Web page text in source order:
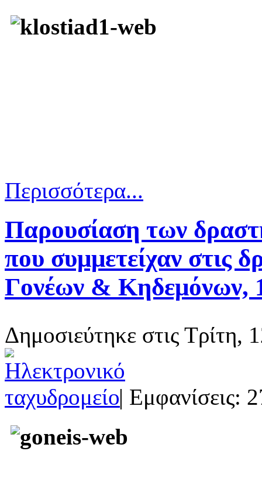
Περισσότερα...
Παρουσίαση των
που συμμετείχαν στις
Γονέων & Κηδεμόνων,
Δημοσιεύτηκε στις Τρίτη,
| Εμφανίσεις: